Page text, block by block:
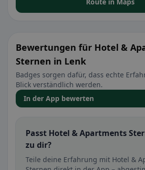
Bewertungen für Hotel &
Sternen in Lenk
Badges sorgen dafür, dass echte
Blick verständlich werden.
In der App bewerten
Passt Hotel & Apartments
zu dir?
Teile deine Erfahrung mit Hotel &